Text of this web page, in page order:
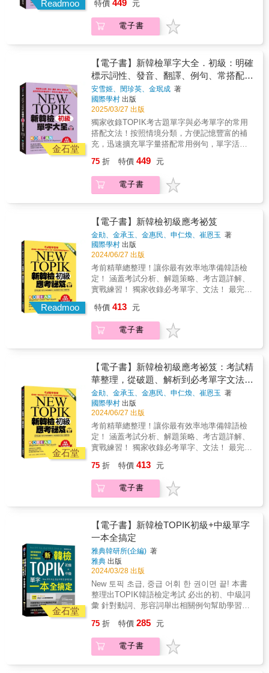
◆收錄的必考單字有一套嚴格的篩選標準 ◆將
必考單字分為14大主題，大主題再細分為多個
小主題，方便記憶學習 ◆明確標示詞性、發
義詞等，每個單元皆搭配趣味測驗檢測自己的
學習成果 ◆每個大主題最後皆有單字心智圖，
帶領讀者藉由漢字增加韓語字彙量 ◆超豐富的
補充單字收錄在附錄中，CP值爆表 ◆提供QR
碼音檔線上收聽與下載
題＋101項文法表達＋考前衝刺單字別冊收錄仿
張；另附101項初級文法與表達和獨立單字別
冊，系統化整理必考文法、動詞、形容詞和副
詞，讓複習更有效率！
Readmoo
教學、自我學習都適用★交叉比對，嚴謹的初
級必考單字篩選機制《新韓檢單字大全-初級》
收錄單字約2,000多個，有一套嚴格的單字篩選
的單字，同時與TOPIK考古題交叉比對過後，
曾出現於考古題中的單字，旨在幫助學習者掌
握最基本的韓語詞彙。★依主題分類，提供豐
富的補充字彙及常用語法篩選出來的單字被分
為十五個主題，收錄的例句皆與主題有關，不
僅有韓語教材裡實際使用的句子，還有日常生
活中的常用例句。此外，本書還有收錄反義
詞、類義詞、尊待語、謙卑語、關聯詞、參考
語等各種相關單字，同時還有非常豐富的延伸
單字收錄在附錄中。透過豐富的例句和詳細的
的補充單字，一本CP值超高的TOPIK單字書附
錄部分收錄了豐富的補充單字，包括國名、顏
色、運動、家族稱謂表、身體部位名稱、穿戴
寫、反義詞、類義詞、量詞、韓國地圖、首爾
地圖、不規則動詞‧形容詞活用表、不規則動詞
與形容詞的活用表等，並提供了不規則動詞與
形容詞的變化表，讓學習者更加全面地掌握韓
語。此外，還提供了地圖、日常生活中常見的
縮寫、對應的類義詞與反義詞等，為學習者提
供更多資源，提升學習效果。無論是準備韓語
者，本書都是一本理想的學習工具書，幫助您
快速掌握韓語基礎詞彙，開啟學習之門。★ 附
贈QR碼線上音檔隨掃隨聽！本書音檔以QR碼
方式提供，可隨書中內容掃描聆聽，免按上下
掃描全書下載QR碼，下載全書的MP3音檔，不
需額外安裝自己不熟悉的播放APP才能聽，也
省去每次聽音檔都要掃描的麻煩！（註：打包
下載檔案為ZIP壓縮檔，請先安裝解壓縮程式或
APP再行下載，由於iOS系統對檔案下載的限
制，iPhone用戶在掃描出現「不支援的檔案類
型」後點擊右上角的三點，之後選擇「開啟方
式」，請等待手機轉圈完畢後，選擇「儲存到
檔案」。即可在「檔案APP」內執行解壓
縮。）本書特色◆收錄的必考單字有一套嚴格
的篩選標準◆將必考單字分為15大主題，大主
題再細分為多個小主題，方便記憶學習◆明確
標示詞性、發音、翻譯、例句、常搭配的文
法、類義詞或反義詞等，每個單元皆搭配趣味
有單字心智圖，帶領讀者藉由漢字增加韓語字
彙量◆超豐富的補充單字收錄在附錄中，CP值
爆表◆提供QR碼音檔線上收聽與下載
特價 449 元
電子書
金石堂
【電子書】新韓檢單字大全．初級：明確
標示詞性、發音、翻譯、例句、常搭配的
語法與豐富的補充單字，帶你高分通過
TOPIK考試
安雪姬、閔珍英、金珉成 著
國際學村 出版
2025/03/27 出版
獨家收錄TOPIK考古題單字與必考單字的常用
搭配文法！按照情境分類，方便記憶豐富的補
充，迅速擴充單字量搭配常用例句，單字活用
教學、自我學習都適用★交叉比對，嚴謹的初
級必考單字篩選機制《新韓檢單字大全-初級》
收錄單字約2,000多個，有一套嚴格的單字篩選
的單字，同時與TOPIK考古題交叉比對過後，
曾出現於考古題中的單字，旨在幫助學習者掌
握最基本的韓語詞彙。★依主題分類，提供豐
富的補充字彙及常用語法篩選出來的單字被分
為十五個主題，收錄的例句皆與主題有關，不
僅有韓語教材裡實際使用的句子，還有日常生
活中的常用例句。此外，本書還有收錄反義
詞、類義詞、尊待語、謙卑語、關聯詞、參考
語等各種相關單字，同時還有非常豐富的延伸
說明，幫助韓語學習者在不同情境。★超豐富
的補充單字，一本CP值超高的TOPIK單字書附
錄部分收錄了豐富的補充單字，包括國名、顏
動詞、生肖、星期、月份、數字、連接詞、縮
寫、反義詞、類義詞、量詞、韓國地圖、首爾
地圖、不規則動詞‧形容詞活用表、不規則動詞
與形容詞的活用表等，並提供了不規則動詞與
形容詞的變化表，讓學習者更加全面地掌握韓
語。此外，還提供了地圖、日常生活中常見的
縮寫、對應的類義詞與反義詞等，為學習者提
供更多資源，提升學習效果。無論是準備韓語
者，本書都是一本理想的學習工具書，幫助您
快速掌握韓語基礎詞彙，開啟學習之門。★ 附
贈QR碼線上音檔隨掃隨聽！本書音檔以QR碼
掃描全書下載QR碼，下載全書的MP3音檔，不
需額外安裝自己不熟悉的播放APP才能聽，也
省去每次聽音檔都要掃描的麻煩！（註：打包
下載檔案為ZIP壓縮檔，請先安裝解壓縮程式或
APP再行下載，由於iOS系統對檔案下載的限
制，iPhone用戶在掃描出現「不支援的檔案類
型」後點擊右上角的三點，之後選擇「開啟方
式」，請等待手機轉圈完畢後，選擇「儲存到
檔案」。即可在「檔案APP」內執行解壓
縮。）本書特色◆收錄的必考單字有一套嚴格
題再細分為多個小主題，方便記憶學習◆明確
標示詞性、發音、翻譯、例句、常搭配的文
法、類義詞或反義詞等，每個單元皆搭配趣味
75 折 特價 449 元
電子書
Readmoo
【電子書】新韓檢初級應考祕笈
金勛、金承玉、金惠民、申仁煥、崔恩玉 著
國際學村 出版
2024/06/27 出版
考前精華總整理！讓你最有效率地準備韓語檢
定！ 涵蓋考試分析、解題策略、考古題詳解、
實戰練習！ 獨家收錄必考單字、文法！ 最完整
力！ & ★ TOPIK初級考什麼？怎麼考？ 韓檢
初級只考聽力閱讀，第一節考聽力，第二節考
閱讀。兩個科目是接在一起考的，中間沒有休
個科目的滿分都是100，加起來總分200。
TOPIK I總共有兩個級數可以考，1級跟2級。跟
日檢不同，級別數字越高，考試難度越高。所
以韓檢最簡單的是1級，最難考的是6級。 & ★
用最少的時間達到考試合格的效果！自學、教
學皆可用。 如果你希望用最少的時間得到想要
的學習成效，或是讓你的學生能快速進步，考
過初級韓檢，使用一本考試用書是最好的方
法。韓檢初級雖然簡單，但是對初次接觸一個
新語言的學習者來說，有一個準備方向總好過
要靠這兩個科目測驗自己的語言能力，勢必得
累積一定的基礎字彙量跟基礎文法，因為這些
東西都是融在聽力跟閱讀裡面一起考的。《新
整理好了，只要買這一本就夠囉。 & ★ 基本學
習 + 考試技巧 + 模擬試題，成就使用《新韓檢
初級應考祕笈》的特點！ 本書收錄的單字、文
法是以TOPIK歷屆考古題、國立國語院課綱和
重點大學韓語教材分析結果為基礎編寫而成，
其中題目解析皆由一線教育人員提供，絕對都
是必考重點。書中會先帶大家學習單字跟文
法，分析考題類型，接著解析考古題，最後會
還有提供考試技巧，提供考生們明確的學習目
應考祕笈》可供選擇，選擇本系列用書，使你
能更順利的更進一步將韓語往上提升。 & ★ 附
贈 QR 碼線上音檔隨掃隨聽！ 本書音檔以QR
特價 413 元
電子書
金石堂
【電子書】新韓檢初級應考祕笈：考試精
華整理，從破題、解析到必考單字文法，
用最短時間取得最高分！
金勛、金承玉、金惠民、申仁煥、崔恩玉 著
國際學村 出版
2024/06/27 出版
考前精華總整理！讓你最有效率地準備韓語檢
定！ 涵蓋考試分析、解題策略、考古題詳解、
實戰練習！ 獨家收錄必考單字、文法！ 最完整
力！ & ★ TOPIK初級考什麼？怎麼考？ 韓檢
初級只考聽力閱讀，第一節考聽力，第二節考
閱讀。兩個科目是接在一起考的，中間沒有休
個科目的滿分都是100，加起來總分200。
TOPIK I總共有兩個級數可以考，1級跟2級。跟
日檢不同，級別數字越高，考試難度越高。所
以韓檢最簡單的是1級，最難考的是6級。 & ★
用最少的時間達到考試合格的效果！自學、教
學皆可用。 如果你希望用最少的時間得到想要
的學習成效，或是讓你的學生能快速進步，考
過初級韓檢，使用一本考試用書是最好的方
法。韓檢初級雖然簡單，但是對初次接觸一個
新語言的學習者來說，有一個準備方向總好過
要靠這兩個科目測驗自己的語言能力，勢必得
累積一定的基礎字彙量跟基礎文法，因為這些
東西都是融在聽力跟閱讀裡面一起考的。《新
75 折 特價 413 元
電子書
金石堂
【電子書】新韓檢TOPIK初級+中級單字
一本全搞定
雅典韓研所(企編) 著
雅典 出版
2024/03/28 出版
New 토픽 초급, 중급 어휘 한 권이면 끝! 本書
整理出TOPIK韓語檢定考試 必出的初、中級詞
彙 針對動詞、形容詞舉出相關例句幫助學習，
形容詞變化 TOPIK韓語初、中級檢定，背這些
單字就搞定！！ 具備英語或日語能力的你，另
外學習第二或第三外語都是不錯的選擇。 學韓
75 折 特價 285 元
電子書